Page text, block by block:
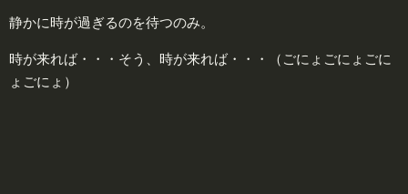
静かに時が過ぎるのを待つのみ。
時が来れば・・・そう、時が来れば・・・（ごにょごにょごに
ょごにょ）